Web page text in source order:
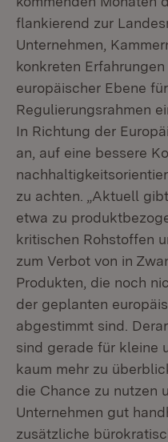
flankierend zur
Unternehmen,
konkreten
europäischer Ebene
Regulierungsrahmen
In Richtung der
an, auf eine bessere
zu achten. „Aktuell
etwa zu
kritischen Rohstoffen
zum Verbot von in
Produkten, die noch
der geplanten
abgestimmt sind.
sind gerade für kleine
kaum mehr zu
die Chance zu nutzen
Unternehmen gut
zusätzliche